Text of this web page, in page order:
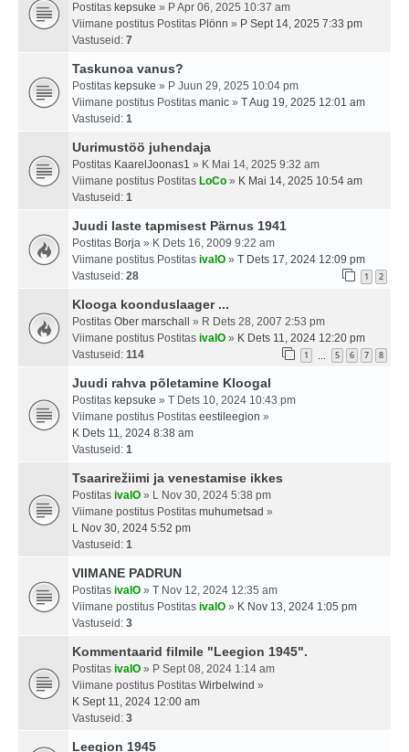
Postitas kepsuke » P Apr 06, 2025 10:37 am
Viimane postitus Postitas Plönn » P Sept 14, 2025 7:33 pm
Vastuseid: 7
Taskunoa vanus?
Postitas kepsuke » P Juun 29, 2025 10:04 pm
Viimane postitus Postitas manic » T Aug 19, 2025 12:01 am
Vastuseid: 1
Uurimustöö juhendaja
Postitas KaarelJoonas1 » K Mai 14, 2025 9:32 am
Viimane postitus Postitas LoCo » K Mai 14, 2025 10:54 am
Vastuseid: 1
Juudi laste tapmisest Pärnus 1941
Postitas Borja » K Dets 16, 2009 9:22 am
Viimane postitus Postitas ivalO » T Dets 17, 2024 12:09 pm
Vastuseid: 28 1 2
Klooga koonduslaager ...
Postitas Ober marschall
» R Dets 28, 2007 2:53 pm
Viimane postitus Postitas ivalO » K Dets 11, 2024 12:20 pm
Vastuseid: 114 1 5 6 7 8
Juudi rahva põletamine Kloogal
Postitas kepsuke » T Dets 10, 2024 10:43 pm
Viimane postitus Postitas eestileegion »
K Dets 11, 2024 8:38 am
Vastuseid: 1
Tsaarirežiimi ja venestamise ikkes
Postitas ivalO » L Nov 30, 2024 5:38 pm
Viimane postitus Postitas muhumetsad »
L Nov 30, 2024 5:52 pm
Vastuseid: 1
VIIMANE PADRUN
Postitas ivalO » T Nov 12, 2024 12:35 am
Viimane postitus Postitas ivalO » K Nov 13, 2024 1:05 pm
Vastuseid: 3
Kommentaarid filmile "Leegion 1945".
Postitas ivalO » P Sept 08, 2024 1:14 am
Viimane postitus Postitas Wirbelwind »
K Sept 11, 2024 12:00 am
Vastuseid: 3
Leegion 1945